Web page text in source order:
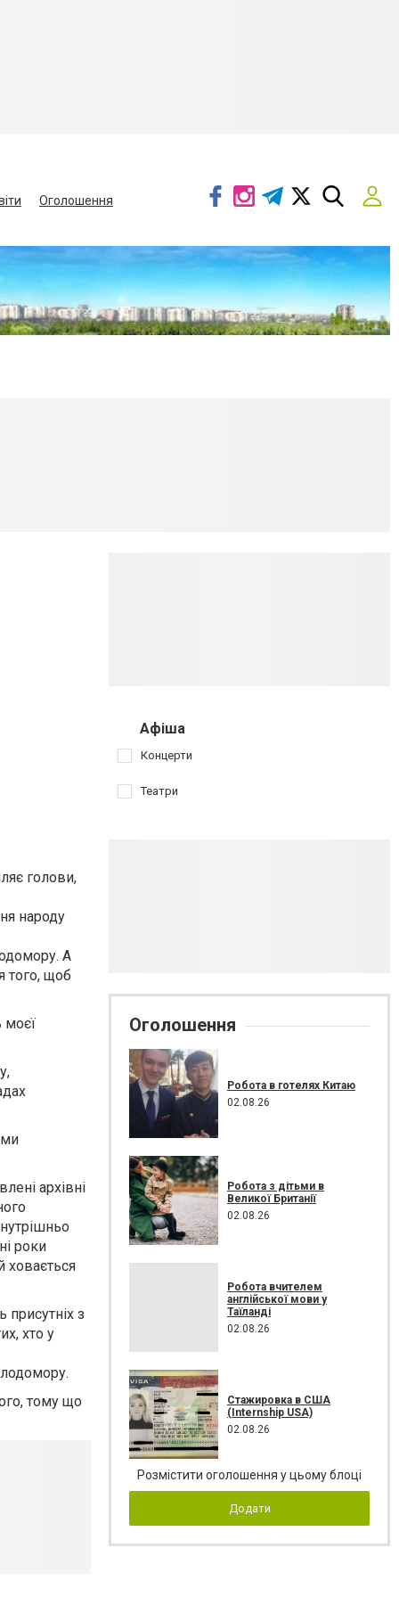
Оголошення
голови,
народу
А
того, щоб
моєї
архівні
роки
ховається
присутніх з
хто у
тому що
Афіша
Концерти
Театри
Оголошення
Робота в готелях Китаю
02.08.26
Робота з дітьми в
Великої Британії
02.08.26
Робота вчителем
англійської мови у
Таїланді
02.08.26
Стажировка в США
(Internship USA)
02.08.26
Розмістити оголошення у цьому блоці
Додати